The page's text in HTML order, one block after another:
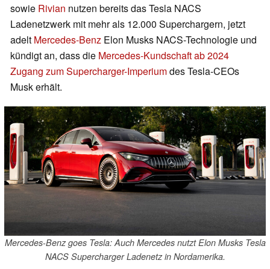
sowie Rivian nutzen bereits das Tesla NACS
Ladenetzwerk mit mehr als 12.000 Superchargern, jetzt
adelt Mercedes-Benz Elon Musks NACS-Technologie und
kündigt an, dass die Mercedes-Kundschaft ab 2024
Zugang zum Supercharger-Imperiumdes Tesla-CEOs
Musk erhält.
Mercedes-Benz goes Tesla: Auch Mercedes nutzt Elon Musks Tesla
NACS Supercharger Ladenetz in Nordamerika.